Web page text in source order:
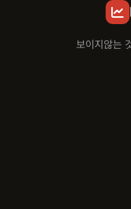
보이지않는